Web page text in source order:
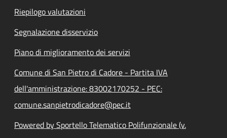
Riepilogo valutazioni
Segnalazione disservizio
Piano di miglioramento dei servizi
Comune di San Pietro di Cadore - Partita IVA
dell'amministrazione: 83002170252 - PEC:
comune.sanpietrodicadore@pec.it
Powered by Sportello Telematico Polifunzionale (v.